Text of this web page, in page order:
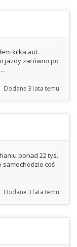
kilka aut.
jazdy zarówno po
Dodane 3 lata temu
ponad 22 tys.
samochodzie coś
Dodane 3 lata temu